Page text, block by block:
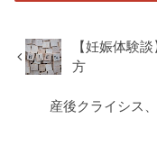
【妊娠体験
方
産後クライシス